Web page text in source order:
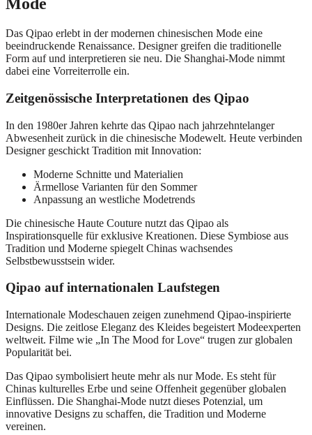
Mode
Das Qipao erlebt in der modernen chinesischen Mode eine
beeindruckende Renaissance. Designer greifen die traditionelle
Form auf und interpretieren sie neu. Die Shanghai-Mode nimmt
dabei eine Vorreiterrolle ein.
Zeitgenössische Interpretationen des Qipao
In den 1980er Jahren kehrte das Qipao nach jahrzehntelanger
Abwesenheit zurück in die chinesische Modewelt. Heute verbinden
Designer geschickt Tradition mit Innovation:
Moderne Schnitte und Materialien
Ärmellose Varianten für den Sommer
Anpassung an westliche Modetrends
Die chinesische Haute Couture nutzt das Qipao als
Inspirationsquelle für exklusive Kreationen. Diese Symbiose aus
Tradition und Moderne spiegelt Chinas wachsendes
Selbstbewusstsein wider.
Qipao auf internationalen Laufstegen
Internationale Modeschauen zeigen zunehmend Qipao-inspirierte
Designs. Die zeitlose Eleganz des Kleides begeistert Modeexperten
weltweit. Filme wie „In The Mood for Love“ trugen zur globalen
Popularität bei.
Das Qipao symbolisiert heute mehr als nur Mode. Es steht für
Chinas kulturelles Erbe und seine Offenheit gegenüber globalen
Einflüssen. Die Shanghai-Mode nutzt dieses Potenzial, um
innovative Designs zu schaffen, die Tradition und Moderne
vereinen.